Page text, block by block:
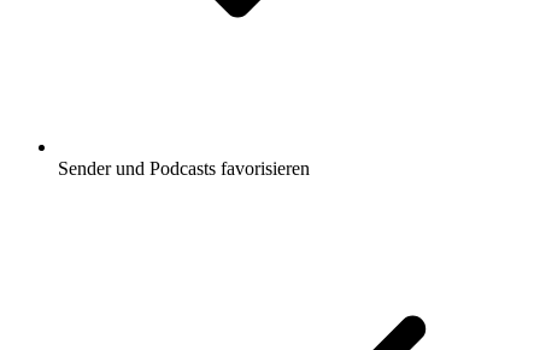
Sender und Podcasts favorisieren